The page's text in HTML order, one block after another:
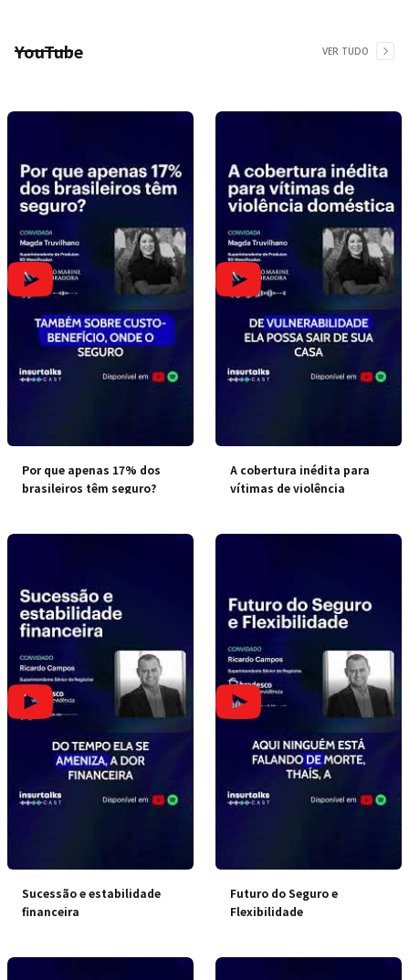
YouTube VER TUDO
Por que apenas 17% dos
brasileiros têm seguro?
A cobertura inédita para
vítimas de violência
Sucessão e estabilidade
financeira
Futuro do Seguro e
Flexibilidade